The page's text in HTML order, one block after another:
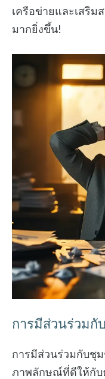
เครือข่ายและเสริ
มากยิ่งขึ้น!
การมีส่วนร่วม
การมีส่วนร่วมกับชุ
ภาพลักษณ์ที่ดีให้กับ